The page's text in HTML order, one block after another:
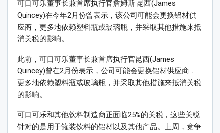
可口可乐董事长兼首席执行官詹姆斯·昆西(James
Quincey)在今年2月份曾表示，该公司可能会更换铝材供
应商，更多地依赖塑料瓶或玻璃瓶，并采取其他措施来抵
消关税的影响。
此前，可口可乐董事长兼首席执行官昆西(James
Quincey)曾在2月份表示，公司可能会更换铝材供应商，
更多地依赖塑料瓶或玻璃瓶，并采取其他措施来抵消关税
的影响。
可口可乐和其他饮料制造商正面临25%的关税，这些关税
针对的是用于罐装饮料的铝材以及其他产品。上周，竞争